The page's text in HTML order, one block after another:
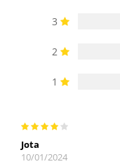
3
2
1
Jota
10/01/2024